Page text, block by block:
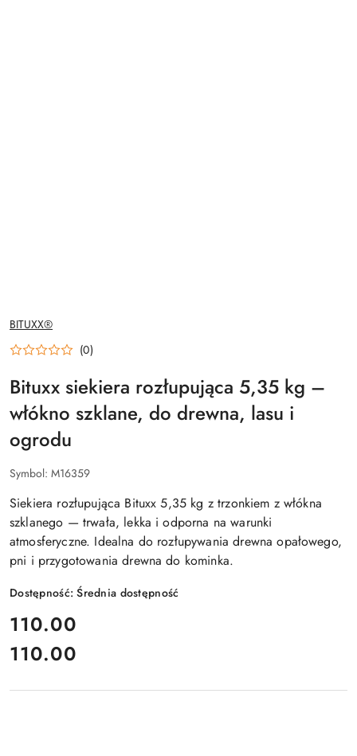
NAZWA
PRODUCENTA:
BITUXX®
(0)
Bituxx siekiera rozłupująca 5,35 kg –
włókno szklane, do drewna, lasu i
ogrodu
Symbol: M16359
Siekiera rozłupująca Bituxx 5,35 kg z trzonkiem z włókna
szklanego — trwała, lekka i odporna na warunki
atmosferyczne. Idealna do rozłupywania drewna opałowego,
pni i przygotowania drewna do kominka.
Dostępność:Średnia dostępność
cena:
110.00
Cena:
110.00